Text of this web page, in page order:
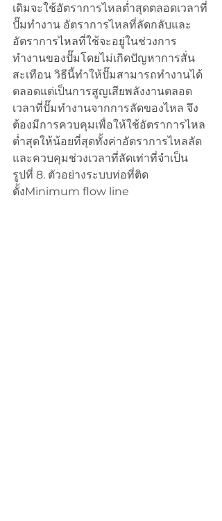
เดิมจะใช้อัตราการไหลต่ำสุดตลอดเวลาที่
ปั๊มทำงาน อัตราการไหลที่ลัดกลับและ
อัตราการไหลที่ใช้จะอยู่ในช่วงการ
ทำงานของปั๊มโดยไม่เกิดปัญหาการสั่น
สะเทือน วิธีนี้ทำให้ปั๊มสามารถทำงานได้
ตลอดแต่เป็นการสูญเสียพลังงานตลอด
เวลาที่ปั๊มทำงานจากการลัดของไหล จึง
ต้องมีการควบคุมเพื่อให้ใช้อัตราการไหล
ต่ำสุดให้น้อยที่สุดทั้งค่าอัตราการไหลลัด
และควบคุมช่วงเวลาที่ลัดเท่าที่จำเป็น
รูปที่ 8. ตัวอย่างระบบท่อที่ติด
ตั้งMinimum flow line